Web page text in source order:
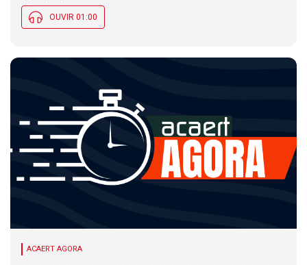
OUVIR 01:00
ACAERT AGORA